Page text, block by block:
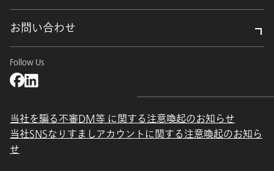
お問い合わせ
Follow Us
当社を騙る不審DM等 に関する注意喚起のお知らせ
当社SNSなりすましアカウントに関する注意喚起のお知ら
せ